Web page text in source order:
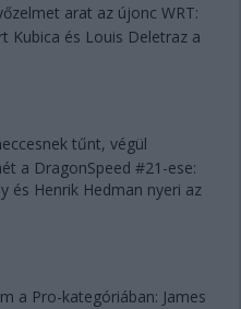
arat az újonc WRT:
Kubica és Louis Deletraz a
tűnt, végül
a DragonSpeed #21-ese:
és Henrik Hedman nyeri az
a Pro-kategóriában: James